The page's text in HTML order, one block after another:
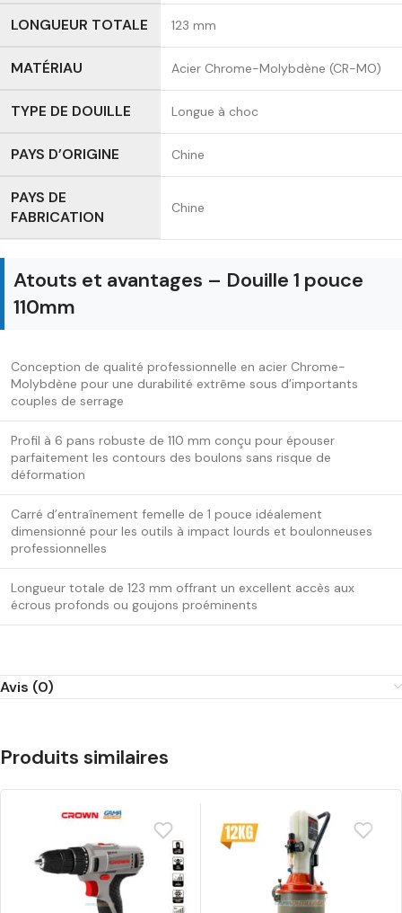
LONGUEUR TOTALE 123 mm
MATÉRIAU Acier Chrome-Molybdène (CR-MO)
TYPE DE DOUILLE Longue à choc
PAYS D’ORIGINE Chine
PAYS DE
FABRICATION
Chine
Atouts et avantages – Douille 1 pouce
110mm
Conception de qualité professionnelle en acier Chrome-
Molybdène pour une durabilité extrême sous d’importants
couples de serrage
Profil à 6 pans robuste de 110 mm conçu pour épouser
parfaitement les contours des boulons sans risque de
déformation
Carré d’entraînement femelle de 1 pouce idéalement
dimensionné pour les outils à impact lourds et boulonneuses
professionnelles
Longueur totale de 123 mm offrant un excellent accès aux
écrous profonds ou goujons proéminents
Avis (0)
Produits similaires